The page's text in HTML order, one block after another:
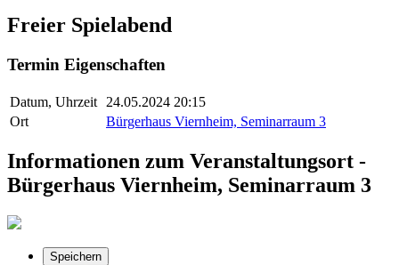
Freier Spielabend
Termin Eigenschaften
Datum, Uhrzeit
24.05.2024 20:15
Ort
Bürgerhaus Viernheim, Seminarraum 3
Informationen zum Veranstaltungsort -
Bürgerhaus Viernheim, Seminarraum 3
Speichern